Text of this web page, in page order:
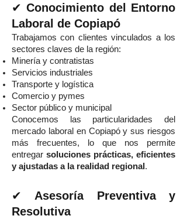
✔Conocimiento del Entorno
Laboral de Copiapó
Trabajamos con clientes vinculados a los
sectores claves de la región:
Minería y contratistas
Servicios industriales
Transporte y logística
Comercio y pymes
Sector público y municipal
Conocemos las particularidades del
mercado laboral en Copiapó y sus riesgos
más frecuentes, lo que nos permite
entregar soluciones prácticas, eficientes
y ajustadas a la realidad regional .
✔ Asesoría Preventiva y
Resolutiva